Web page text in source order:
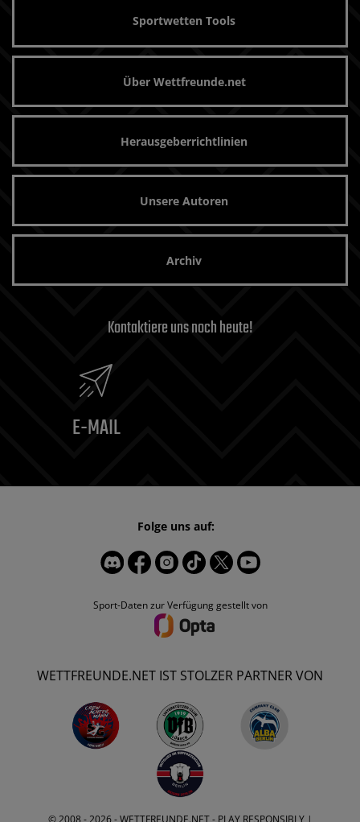
Sportwetten Tools
Über Wettfreunde.net
Herausgeberrichtlinien
Unsere Autoren
Archiv
Kontaktiere uns noch heute!
E-MAIL
Sport-Daten zur Verfügung gestellt von
Folge uns auf:
WETTFREUNDE.NET IST STOLZER PARTNER VON
© 2008 - 2026 -WETTFREUNDE.NET- PLAY RESPONSIBLY |